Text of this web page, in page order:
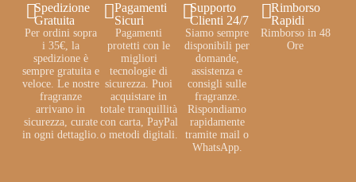
Spedizione
Gratuita
Per ordini sopra
i 35€, la
spedizione è
sempre gratuita e
veloce. Le nostre
fragranze
arrivano in
sicurezza, curate
in ogni dettaglio.
Pagamenti
Sicuri
Pagamenti
protetti con le
migliori
tecnologie di
sicurezza. Puoi
acquistare in
totale tranquillità
con carta, PayPal
o metodi digitali.
Supporto
Clienti 24/7
Siamo sempre
disponibili per
domande,
assistenza e
consigli sulle
fragranze.
Rispondiamo
rapidamente
tramite mail o
WhatsApp.
Rimborso
Rapidi
Rimborso in 48
Ore